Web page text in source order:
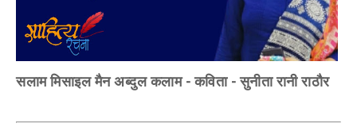
सलाम मिसाइल मैन अब्दुल कलाम - कविता - सुनीता रानी राठौर